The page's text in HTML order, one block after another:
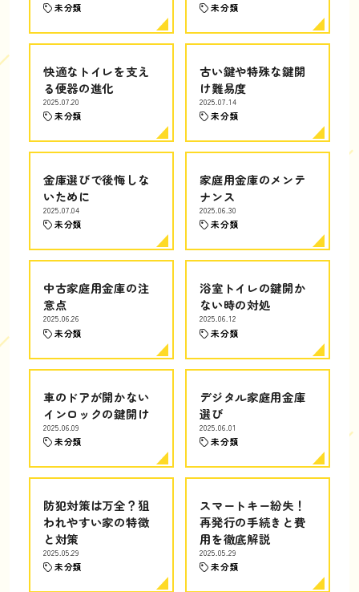
未分類 未分類
快適なトイレを支え
る便器の進化
2025.07.20
未分類
古い鍵や特殊な鍵開
け難易度
2025.07.14
未分類
金庫選びで後悔しな
いために
2025.07.04
未分類
家庭用金庫のメンテ
ナンス
2025.06.30
未分類
中古家庭用金庫の注
意点
2025.06.26
未分類
浴室トイレの鍵開か
ない時の対処
2025.06.12
未分類
車のドアが開かない
インロックの鍵開け
2025.06.09
未分類
デジタル家庭用金庫
選び
2025.06.01
未分類
防犯対策は万全？狙
われやすい家の特徴
と対策
2025.05.29
未分類
スマートキー紛失！
再発行の手続きと費
用を徹底解説
2025.05.29
未分類